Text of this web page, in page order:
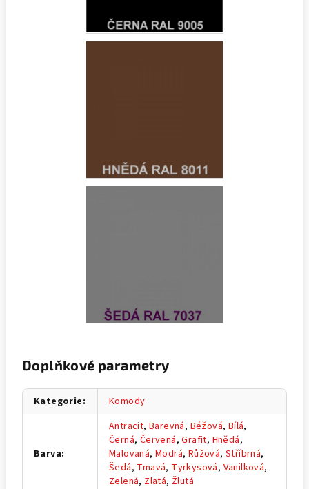
Doplňkové parametry
Kategorie: Komody
Barva:
Antracit,Barevná, Béžová, Bílá,
Černá, Červená,Grafit, Hnědá,
Malovaná,Modrá, Růžová,Stříbrná,
Šedá, Tmavá, Tyrkysová, Vanilková,
Zelená, Zlatá, Žlutá